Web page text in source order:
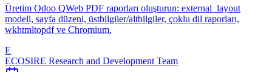
Üretim Odoo QWeb PDF raporları oluşturun: external_layout
modeli, sayfa düzeni, üstbilgiler/altbilgiler, çoklu dil raporları,
wkhtmltopdf ve Chromium.
E
ECOSIRE Research and Development Team